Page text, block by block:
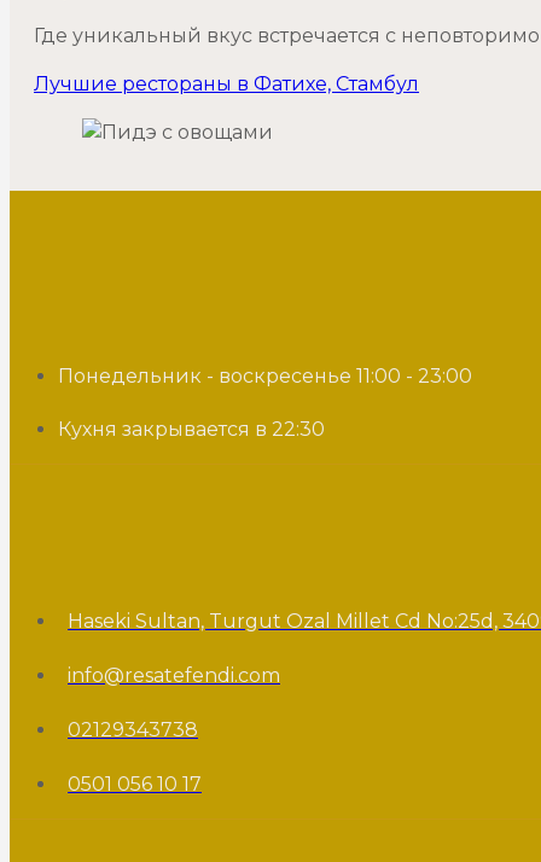
Где уникальный вкус встречается с
Лучшие рестораны в Фатихе, Стамбул
Понедельник - воскресенье 11:00 - 23:00
Кухня закрывается в 22:30
Haseki Sultan, Turgut Ozal Millet Cd No:25d,
info@resatefendi.com
02129343738
0501 056 10 17